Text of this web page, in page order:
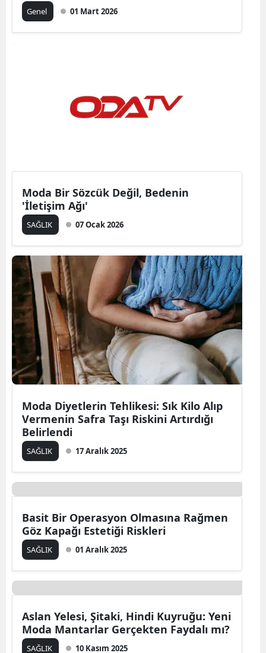
Genel 01 Mart 2026
Moda Bir Sözcük Değil, Bedenin
'İletişim Ağı'
SAĞLIK 07 Ocak 2026
Moda Diyetlerin Tehlikesi: Sık Kilo Alıp
Vermenin Safra Taşı Riskini Artırdığı
Belirlendi
SAĞLIK 17 Aralık 2025
Basit Bir Operasyon Olmasına Rağmen
Göz Kapağı Estetiği Riskleri